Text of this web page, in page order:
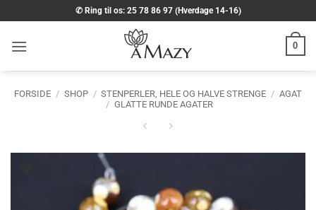
til
indhold
✆ Ring til os: 25 78 86 97 (Hverdage 14-16)
0
FORSIDE / SHOP / STENPERLER, HELE OG HALVE STRENGE / AGAT
/ GLATTE RUNDE AGATER